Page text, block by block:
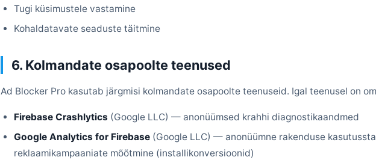
Tugi küsimustele vastamine
Kohaldatavate seaduste täitmine
6. Kolmandate osapoolte teenused
Ad Blocker Pro kasutab järgmisi kolmandate osapoolte teenuseid. Igal teenusel on
Firebase Crashlytics (Google LLC) — anonüümsed krahhi diagnostikaandmed
Google Analytics for Firebase (Google LLC) — anonüümne rakenduse
reklaamikampaaniate mõõtmine (installikonversioonid)